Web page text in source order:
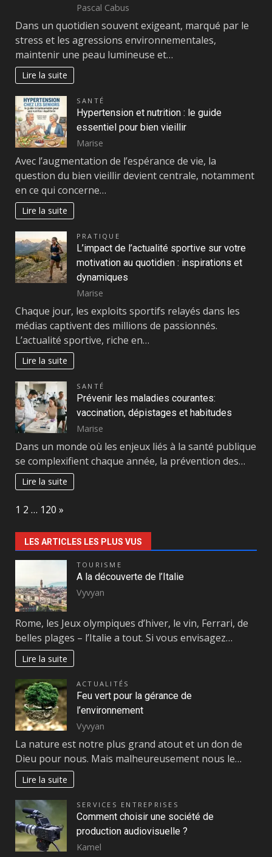
Pascal Cabus
Dans un quotidien souvent exigeant, marqué par le
stress et les agressions environnementales,
maintenir une peau lumineuse et…
Lire la suite
SANTÉ
Hypertension et nutrition : le guide
essentiel pour bien vieillir
Marise
Avec l’augmentation de l’espérance de vie, la
question du bien vieillir devient centrale, notamment
en ce qui concerne…
Lire la suite
PRATIQUE
L’impact de l’actualité sportive sur votre
motivation au quotidien : inspirations et
dynamiques
Marise
Chaque jour, les exploits sportifs relayés dans les
médias captivent des millions de passionnés.
L’actualité sportive, riche en…
Lire la suite
SANTÉ
Prévenir les maladies courantes:
vaccination, dépistages et habitudes
Marise
Dans un monde où les enjeux liés à la santé publique
se complexifient chaque année, la prévention des…
Lire la suite
Page:
1 2 … 120 Next
»
LES ARTICLES LES PLUS VUS
TOURISME
A la découverte de l’Italie
Vyvyan
Rome, les Jeux olympiques d’hiver, le vin, Ferrari, de
belles plages – l’Italie a tout. Si vous envisagez…
Lire la suite
ACTUALITÉS
Feu vert pour la gérance de
l’environnement
Vyvyan
La nature est notre plus grand atout et un don de
Dieu pour nous. Mais malheureusement nous le…
Lire la suite
SERVICES ENTREPRISES
Comment choisir une société de
production audiovisuelle ?
Kamel